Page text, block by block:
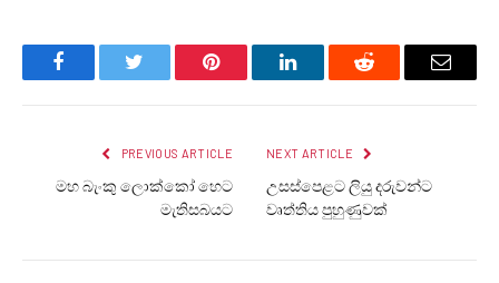
FacebookTwitter Pinterest LinkedInReddit Email
PREVIOUS ARTICLE
මහ බැංකු ලොක්කෝ හෙට
මැතිසබයට
NEXT ARTICLE
උසස්පෙළට ලියු දරුවන්ට
වෘත්තිය පුහුණුවක්